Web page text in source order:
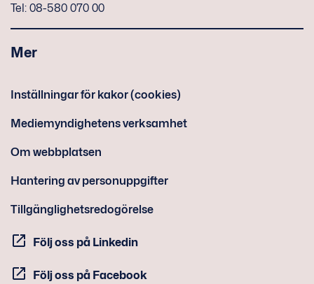
Tel: 08-580 070 00
Mer
Inställningar för kakor (cookies)
Mediemyndighetens verksamhet
Om webbplatsen
Hantering av personuppgifter
Tillgänglighetsredogörelse
Följ oss på Linkedin
Följ oss på Facebook